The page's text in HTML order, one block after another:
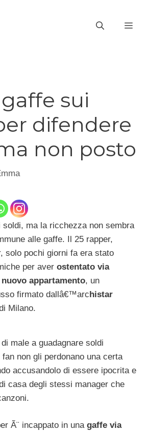
sui
difendere
non posto
ma la ricchezza non sembra
alle gaffe. Il 25 rapper,
solo pochi giorni fa era stato
per aver ostentato via
appartamento, un
firmato dallâ€™archistar
Milano.
male a guadagnare soldi
non gli perdonano una certa
accusandolo di essere ipocrita e
casa degli stessi manager che
Ã¨ incappato in una gaffe via